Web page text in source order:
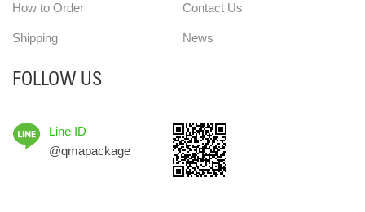
How to Order
Shipping
Contact Us
News
FOLLOW US
Line ID
@qmapackage